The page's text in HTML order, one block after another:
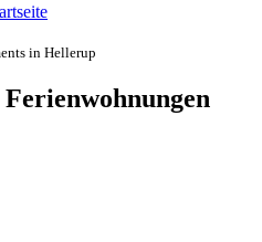
in Hellerup